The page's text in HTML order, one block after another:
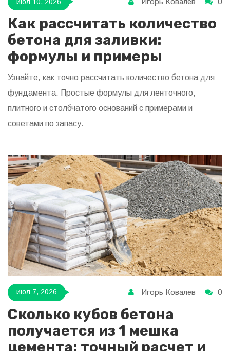
Как рассчитать количество
бетона для заливки:
формулы и примеры
Узнайте, как точно рассчитать количество бетона для
фундамента. Простые формулы для ленточного,
плитного и столбчатого оснований с примерами и
советами по запасу.
июл 7, 2026 Игорь Ковалев 0
Сколько кубов бетона
получается из 1 мешка
цемента: точный расчет и